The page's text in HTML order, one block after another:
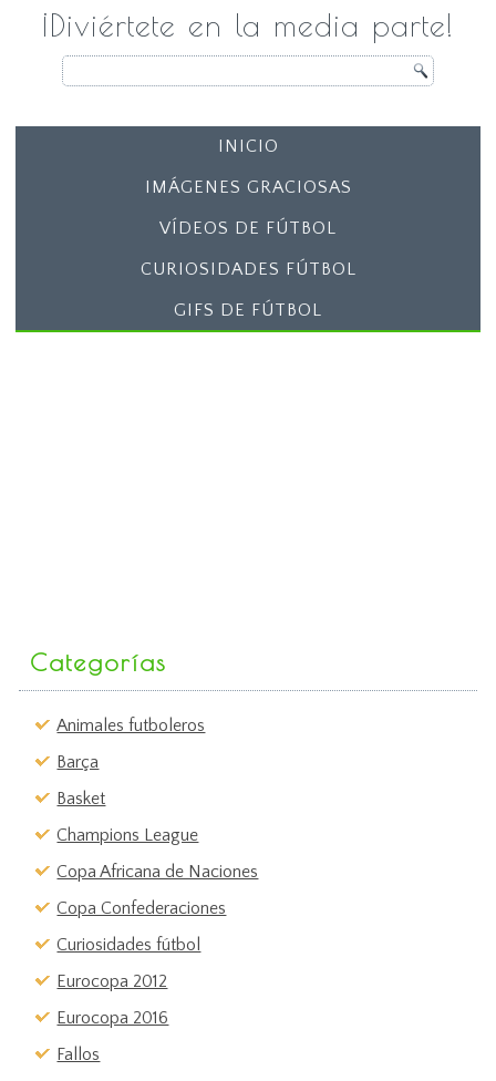
¡Diviértete en la media parte!
INICIO
IMÁGENES GRACIOSAS
VÍDEOS DE FÚTBOL
CURIOSIDADES FÚTBOL
GIFS DE FÚTBOL
Categorías
Animales futboleros
Barça
Basket
Champions League
Copa Africana de Naciones
Copa Confederaciones
Curiosidades fútbol
Eurocopa 2012
Eurocopa 2016
Fallos